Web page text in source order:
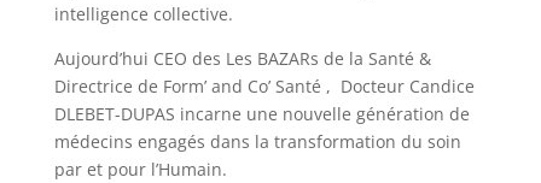
intelligence collective.
Aujourd’hui CEO des Les BAZARs de la Santé &
Directrice de Form’ and Co’ Santé , Docteur Candice
DLEBET-DUPAS incarne une nouvelle génération de
médecins engagés dans la transformation du soin
par et pour l’Humain.